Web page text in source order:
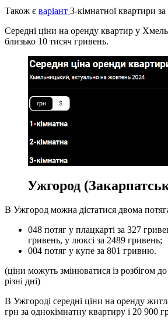
Також є варіант 3-кімнатної квартири
Середні ціни на оренду квартир у
близько 10 тисяч гривень.
Ужгород
В Ужгород можна дістатися двома
048 потяг у плацкарті за 327
гривень, у люксі за 2489 гривень;
004 потяг у купе за 801 гривню.
(ціни можуть змінюватися із розбігом
різні дні)
В Ужгороді середні ціни на оренду
грн за однокімнатну квартиру і 20 900